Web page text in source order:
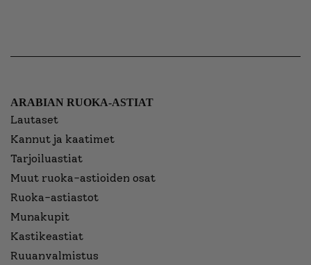
ARABIAN RUOKA-ASTIAT
Lautaset
Kannut ja kaatimet
Tarjoiluastiat
Muut ruoka-astioiden osat
Ruoka-astiastot
Munakupit
Kastikeastiat
Ruuanvalmistus